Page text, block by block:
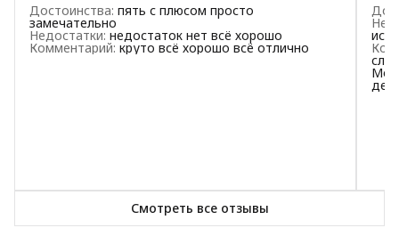
Достоинства: пять с плюсом просто
замечательно
Недостатки: недостаток нет всё хорошо
Комментарий: круто всё хорошо всё отлично
Смотреть все отзывы